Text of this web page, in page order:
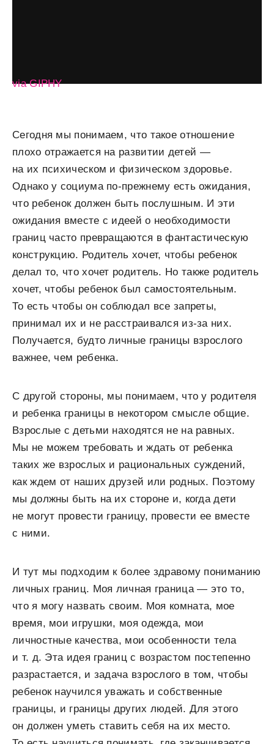
via GIPHY
Сегодня мы понимаем, что такое отношение
плохо отражается на развитии детей —
на их психическом и физическом здоровье.
Однако у социума по-прежнему есть ожидания,
что ребенок должен быть послушным. И эти
ожидания вместе с идеей о необходимости
границ часто превращаются в фантастическую
конструкцию. Родитель хочет, чтобы ребенок
делал то, что хочет родитель. Но также родитель
хочет, чтобы ребенок был самостоятельным.
То есть чтобы он соблюдал все запреты,
принимал их и не расстраивался из-за них.
Получается, будто личные границы взрослого
важнее, чем ребенка.
С другой стороны, мы понимаем, что у родителя
и ребенка границы в некотором смысле общие.
Взрослые с детьми находятся не на равных.
Мы не можем требовать и ждать от ребенка
таких же взрослых и рациональных суждений,
как ждем от наших друзей или родных. Поэтому
мы должны быть на их стороне и, когда дети
не могут провести границу, провести ее вместе
с ними.
И тут мы подходим к более здравому пониманию
личных границ. Моя личная граница — это то,
что я могу назвать своим. Моя комната, мое
время, мои игрушки, моя одежда, мои
личностные качества, мои особенности тела
и т. д. Эта идея границ с возрастом постепенно
разрастается, и задача взрослого в том, чтобы
ребенок научился уважать и собственные
границы, и границы других людей. Для этого
он должен уметь ставить себя на их место.